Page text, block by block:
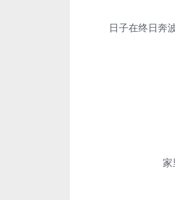
日子在终日奔波
家里